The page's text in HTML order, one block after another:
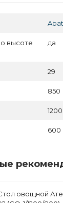
Abat
высоте
да
29
850
1200
600
овощной